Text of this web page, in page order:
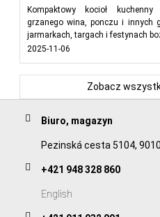
Kompaktowy kocioł
grzanego wina, ponczu i innych
jarmarkach, targach i festynach
2025-11-06
Zobacz
Biuro, magazyn
Pezinská cesta 5104,
+421 948 328 860
English